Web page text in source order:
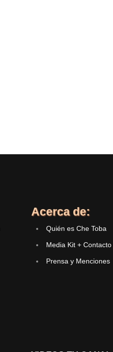
Acerca de:
Quién es Che Toba
Media Kit +
Prensa y Menciones